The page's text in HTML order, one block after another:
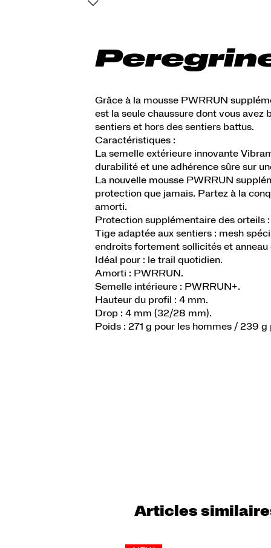
Articles
Grâce à la mousse PWRRUN
est la seule chaussure dont vous avez
sentiers et hors des sentiers battus.
Caractéristiques :
La semelle extérieure innovante
durabilité et une adhérence sûre sur
La nouvelle mousse PWRRUN
protection que jamais. Partez à la
amorti.
Protection supplémentaire des orteils
Tige adaptée aux sentiers : mesh
endroits fortement sollicités et
Idéal pour : le trail quotidien.
Amorti : PWRRUN.
Semelle intérieure : PWRRUN+.
Hauteur du profil : 4 mm.
Drop : 4 mm (32/28 mm).
Poids : 271 g pour les hommes / 239